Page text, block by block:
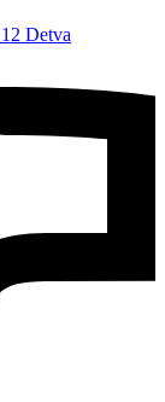
Detva